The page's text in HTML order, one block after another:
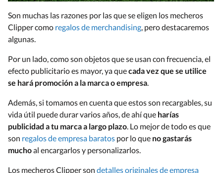
Son muchas las razones por las que se eligen los mecheros
Clipper como regalos de merchandising, pero destacaremos
algunas.
Por un lado, como son objetos que se usan con frecuencia, el
efecto publicitario es mayor, ya quecada vez que se utilice
se hará promoción a la marca o empresa.
Además, si tomamos en cuenta que estos son recargables, su
vida útil puede durar varios años, de ahí que harías
publicidad a tu marca a largo plazo. Lo mejor de todo es que
son regalos de empresa baratos por lo que no gastarás
muchoal encargarlos y personalizarlos.
Los mecheros Clipper son detalles originales de empresa